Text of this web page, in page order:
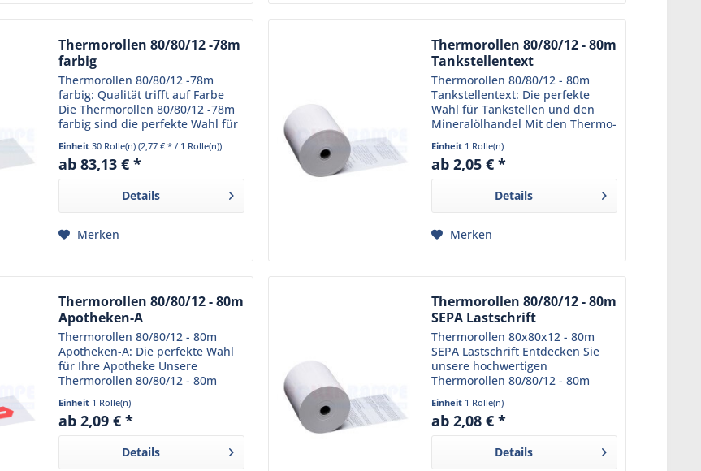
Thermorollen 80/80/12 -78m
farbig
Thermorollen 80/80/12 -78m
farbig: Qualität trifft auf Farbe
Die Thermorollen 80/80/12 -78m
farbig sind die perfekte Wahl für
den Einsatz in Thermodruckern
konzipiert und liefern stets...
Einheit30 Rolle(n)(2,77 € * / 1 Rolle(n))
ab 83,13 € *
Details
Merken
Thermorollen 80/80/12 - 80m
Tankstellentext
Thermorollen 80/80/12 - 80m
Tankstellentext: Die perfekte
Wahl für Tankstellen und den
Mineralölhandel Mit den Thermo-
unserem Sortiment sind Sie
immer bestens beraten. Diese
Einheit 1 Rolle(n)
ab 2,05 € *
Details
Merken
Thermorollen 80/80/12 - 80m
Apotheken-A
Thermorollen 80/80/12 - 80m
Apotheken-A: Die perfekte Wahl
für Ihre Apotheke Unsere
Thermorollen 80/80/12 - 80m
Apotheken-A sind speziell für
den Einsatz in Apotheken
konzipiert. Sie sind aus
gefertigt und...
Einheit 1 Rolle(n)
ab 2,09 € *
Details
Thermorollen 80/80/12 - 80m
SEPA Lastschrift
Thermorollen 80x80x12 - 80m
SEPA Lastschrift Entdecken Sie
unsere hochwertigen
Thermorollen 80/80/12 - 80m
SEPA Lastschrift , die ideal für
Kassensysteme mit
Lastschriftzahlung sind.
BPA-freiem...
Einheit 1 Rolle(n)
ab 2,08 € *
Details